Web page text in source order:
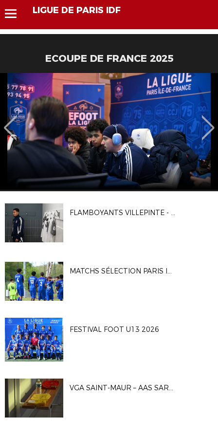
LIGUE DE PARIS IDF
ECOUPE DE FRANCE 2025
FLAMBOYANTS VILLEPINTE - CA VITRY 2-1
MATCHS SÉLECTION PARIS IDF U16G
FESTIVAL FOOT U13 2026
VGA SAINT-MAUR – AAS SARCELLES 1-0